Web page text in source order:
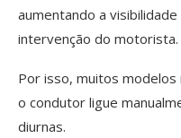
aumentando a
intervenção do motorista.
Por isso, muitos
o condutor ligue
diurnas.